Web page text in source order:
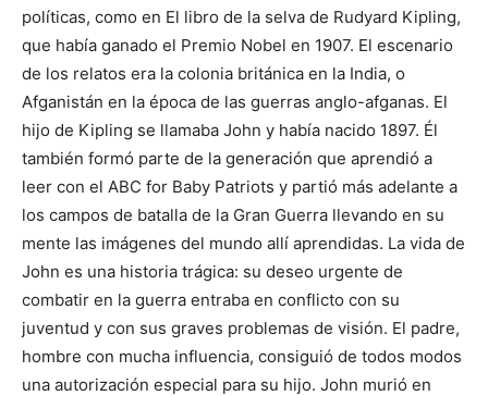
políticas, como en El libro de la selva de Rudyard Kipling,
que había ganado el Premio Nobel en 1907. El escenario
de los relatos era la colonia británica en la India, o
Afganistán en la época de las guerras anglo-afganas. El
hijo de Kipling se llamaba John y había nacido 1897. Él
también formó parte de la generación que aprendió a
leer con el ABC for Baby Patriots y partió más adelante a
los campos de batalla de la Gran Guerra llevando en su
mente las imágenes del mundo allí aprendidas. La vida de
John es una historia trágica: su deseo urgente de
combatir en la guerra entraba en conflicto con su
juventud y con sus graves problemas de visión. El padre,
hombre con mucha influencia, consiguió de todos modos
una autorización especial para su hijo. John murió en